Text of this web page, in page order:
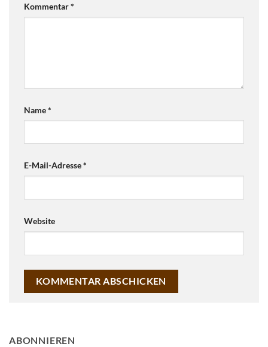
Kommentar*
Name*
E-Mail-Adresse*
Website
ABONNIEREN